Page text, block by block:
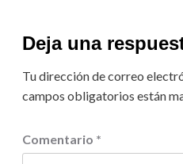
Deja una
Tu dirección de correo
campos obligatorios están
Comentario *